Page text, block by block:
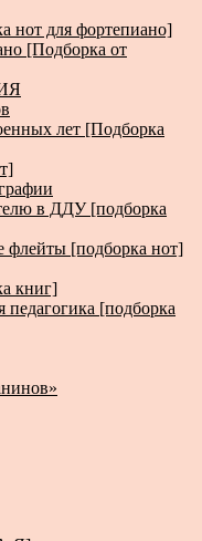
нот для фортепиано]
[Подборка от
лет [Подборка
в ДДУ [подборка
флейты [подборка нот]
книг]
[подборка